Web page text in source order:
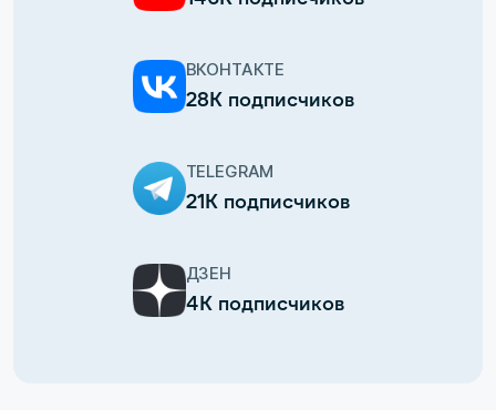
ВКОНТАКТЕ
28К подписчиков
TELEGRAM
21К подписчиков
ДЗЕН
4К подписчиков